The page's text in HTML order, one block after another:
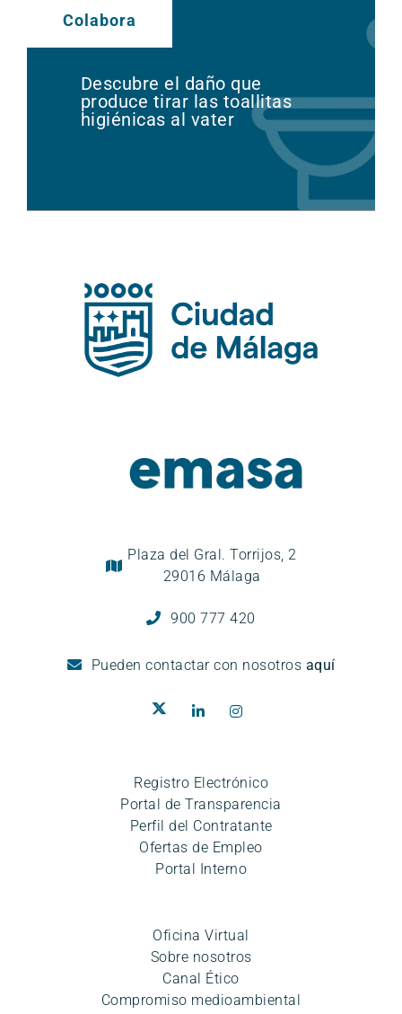
Colabora
Descubre el daño que
produce tirar las toallitas
higiénicas al vater
Plaza del Gral. Torrijos, 2
29016 Málaga
900 777 420
Pueden contactar con nosotros aquí
Registro Electrónico
Portal de Transparencia
Perfil del Contratante
Ofertas de Empleo
Portal Interno
Oficina Virtual
Sobre nosotros
Canal Ético
Compromiso medioambiental